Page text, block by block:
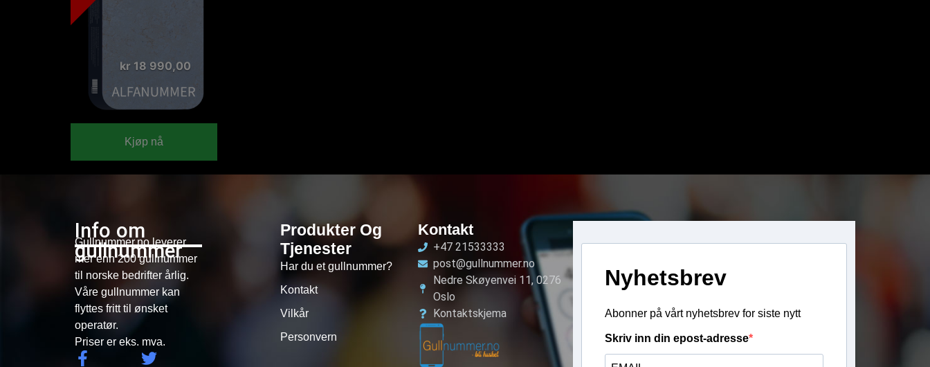
Kjøp nå
kr 18 990,00
Info om
gullnummer
Gullnummer.no leverer
mer enn 200 gullnummer
til norske bedrifter årlig.
Våre gullnummer kan
flyttes fritt til ønsket
operatør.
Priser er eks. mva.
Produkter Og
Tjenester
Har du et gullnummer?
Kontakt
Vilkår
Personvern
Kontakt
+47 21533333
post@gullnummer.no
Nedre Skøyenvei 11, 0276
Oslo
Kontaktskjema
Nyhetsbrev
Abonner på vårt nyhetsbrev for siste nytt
Skriv inn din epost-adresse